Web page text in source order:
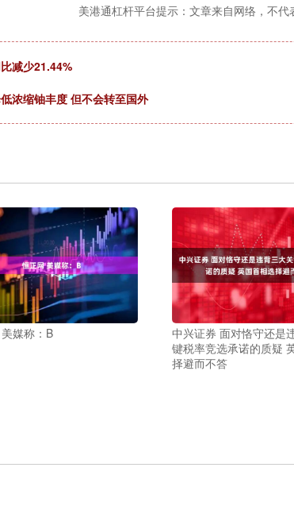
美港通杠杆平台提示：文章来自网络，不代
减少21.44%
浓缩铀丰度 但不会转至国外
媒称：B
中兴证券 面对恪守还是
键税率竞选承诺的质疑
择避而不答